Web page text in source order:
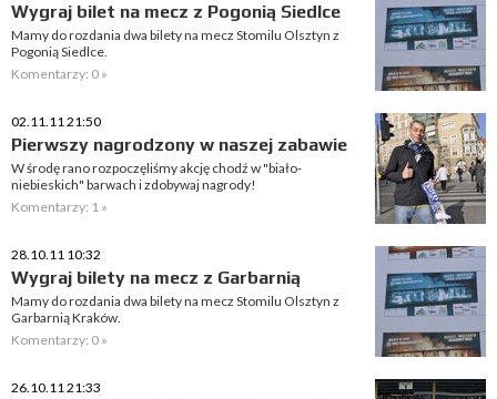
Wygraj bilet na mecz z Pogonią Siedlce
Mamy do rozdania dwa bilety na mecz Stomilu Olsztyn z
Pogonią Siedlce.
Komentarzy: 0 »
02.11.11 21:50
Pierwszy nagrodzony w naszej zabawie
W środę rano rozpoczęliśmy akcję chodź w "biało-
niebieskich" barwach i zdobywaj nagrody!
Komentarzy: 1 »
28.10.11 10:32
Wygraj bilety na mecz z Garbarnią
Mamy do rozdania dwa bilety na mecz Stomilu Olsztyn z
Garbarnią Kraków.
Komentarzy: 0 »
26.10.11 21:33